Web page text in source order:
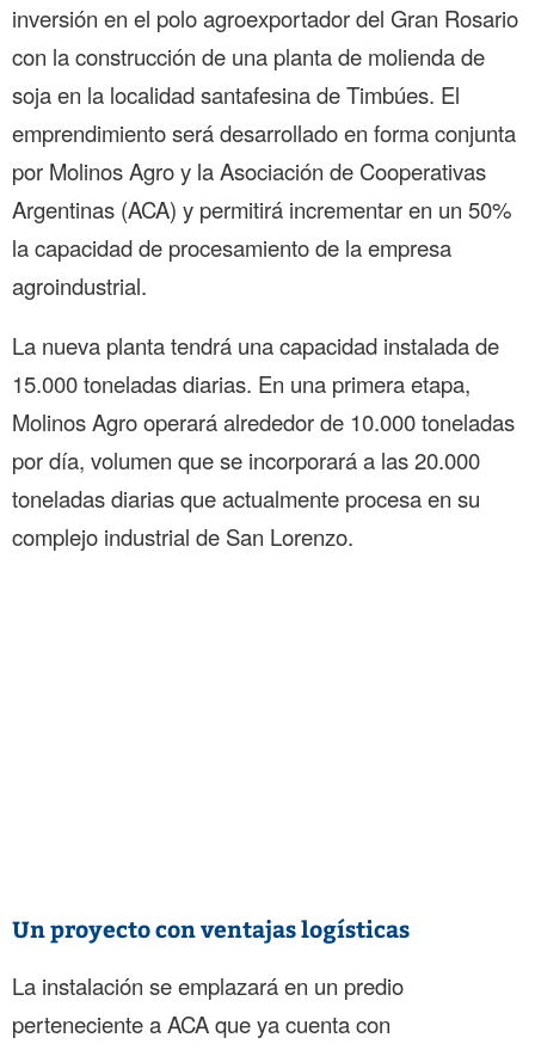
inversión en el polo agroexportador del Gran Rosario
con la construcción de una planta de molienda de
soja en la localidad santafesina de Timbúes. El
emprendimiento será desarrollado en forma conjunta
por Molinos Agro y la Asociación de Cooperativas
Argentinas (ACA) y permitirá incrementar en un 50%
la capacidad de procesamiento de la empresa
agroindustrial.
La nueva planta tendrá una capacidad instalada de
15.000 toneladas diarias. En una primera etapa,
Molinos Agro operará alrededor de 10.000 toneladas
por día, volumen que se incorporará a las 20.000
toneladas diarias que actualmente procesa en su
complejo industrial de San Lorenzo.
Un proyecto con ventajas logísticas
La instalación se emplazará en un predio
perteneciente a ACA que ya cuenta con